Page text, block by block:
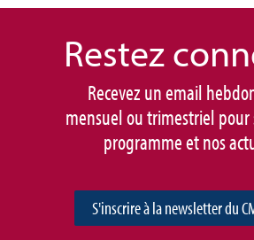
Restez
Recevez un email
mensuel ou trimestriel pour
programme et nos
S'inscrire à la newsletter du